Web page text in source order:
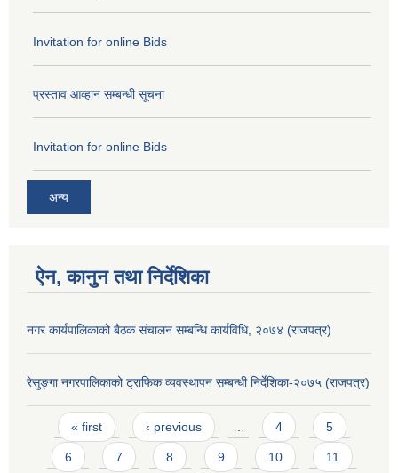
Invitation for online Bids
प्रस्ताव आव्हान सम्बन्धी सूचना
Invitation for online Bids
अन्य
ऐन, कानुन तथा निर्देशिका
नगर कार्यपालिकाको बैठक संचालन सम्बन्धि कार्यविधि, २०७४ (राजपत्र)
रेसुङ्गा नगरपालिकाको ट्राफिक व्यवस्थापन सम्बन्धी निर्देशिका-२०७५ (राजपत्र)
Pages
« first ‹ previous 4 5
6 7 8 9 10
11